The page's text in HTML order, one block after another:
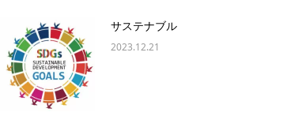
サステナブル
2023.12.21